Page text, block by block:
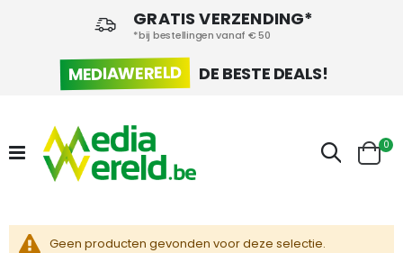
GRATIS VERZENDING*
*bij bestellingen vanaf € 50
MEDIAWERELD DE BESTE DEALS!
ZoekCart
0
Geen producten gevonden voor deze selectie.